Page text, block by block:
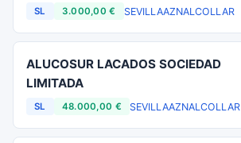
SL 3.000,00 € SEVILLAAZNALCOLLAR
ALUCOSUR LACADOS SOCIEDAD
LIMITADA
SL 48.000,00 € SEVILLAAZNALCOLLAR